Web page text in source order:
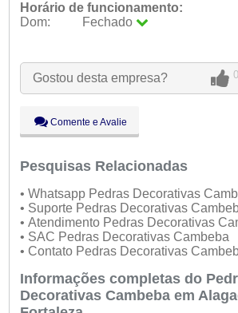
Horário de funcionamento:
Dom:
Fechado
Qua:
09:00 - 18:00
Qui:
09:00 - 18:00
Sáb:
Dom:
Fechado
Gostou desta empresa? 0
Comente e Avalie
Pesquisas Relacionadas
• Whatsapp Pedras Decorativas
• Suporte Pedras Decorativas
• Atendimento Pedras Decorativas
• SAC Pedras Decorativas Cambeba
• Contato Pedras Decorativas
Informações completas do
Decorativas Cambeba em